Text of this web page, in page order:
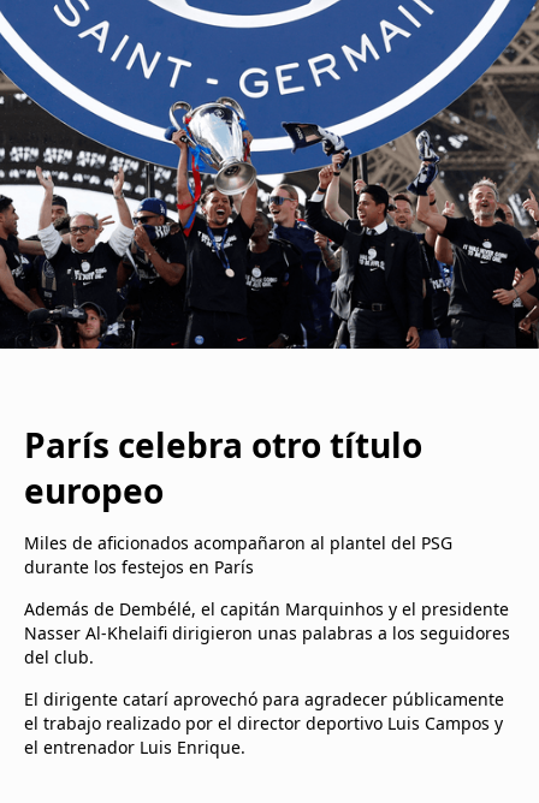
París celebra otro título
europeo
Miles de aficionados acompañaron al plantel del PSG
durante los festejos en París
Además de Dembélé, el capitán Marquinhos y el presidente
Nasser Al-Khelaifi dirigieron unas palabras a los seguidores
del club.
El dirigente catarí aprovechó para agradecer públicamente
el trabajo realizado por el director deportivo Luis Campos y
el entrenador Luis Enrique.